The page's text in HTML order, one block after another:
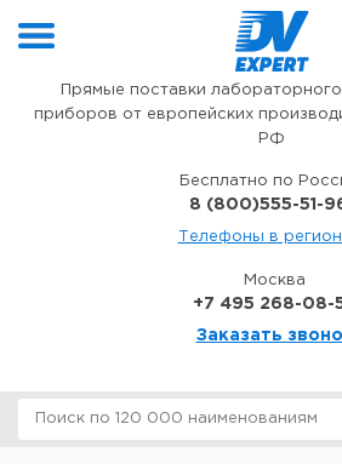
Прямые поставки
приборов от европейских
РФ
Бесплатно по
8 (800)555-51-
Телефоны в
Москва
+7 495 268-08-
Заказать